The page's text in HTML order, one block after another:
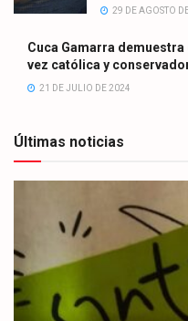
29 DE AGOSTO
Cuca Gamarra demuestra
vez católica y
21 DE JULIO DE 2024
Últimas noticias